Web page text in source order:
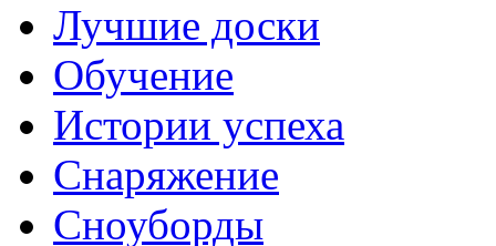
Лучшие доски
Обучение
Истории успеха
Снаряжение
Сноуборды